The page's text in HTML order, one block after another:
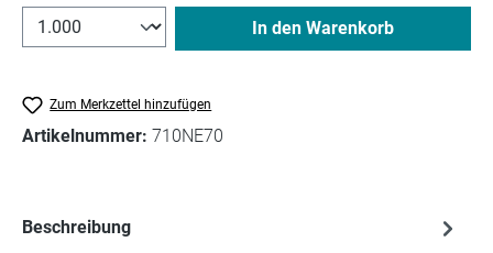
In den Warenkorb
Zum Merkzettel hinzufügen
Artikelnummer: 710NE70
Beschreibung